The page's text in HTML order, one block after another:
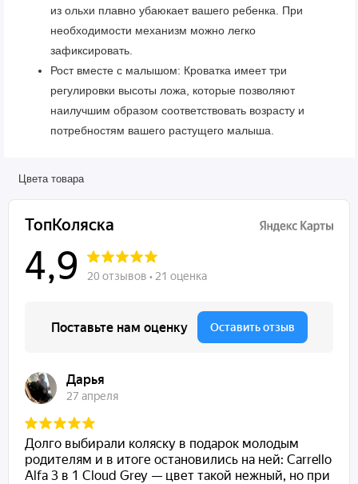
из ольхи плавно убаюкает вашего ребенка. При
необходимости механизм можно легко
зафиксировать.
Рост вместе с малышом: Кроватка имеет три
регулировки высоты ложа, которые позволяют
наилучшим образом соответствовать возрасту и
потребностям вашего растущего малыша.
колесами с тормозами на всех четырех колесах и
крепкой металлической рамой, обеспечивая плавное
и бесшумное передвижение по дому. Колеса прошли
Удобный хват: Круглые ламели по всему периметру
Для юных исследователей: Четыре съемные ламели
подросшего ребенка.
Бережная защита: Специальные накладки на бортах
кроватки защищают в период прорезывания зубов.
Цвета товара